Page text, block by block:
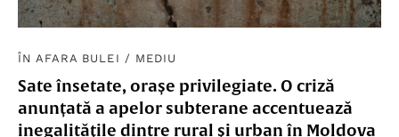
ÎN AFARA BULEI / MEDIU
Sate însetate, orașe privilegiate. O criză
anunțată a apelor subterane accentuează
inegalitățile dintre rural și urban în Moldova